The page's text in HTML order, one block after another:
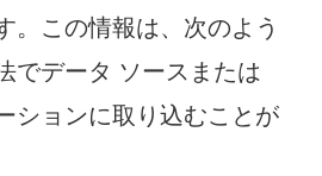
。この情報は、次のよう
でデータ ソースまたは
ションに取り込むことが